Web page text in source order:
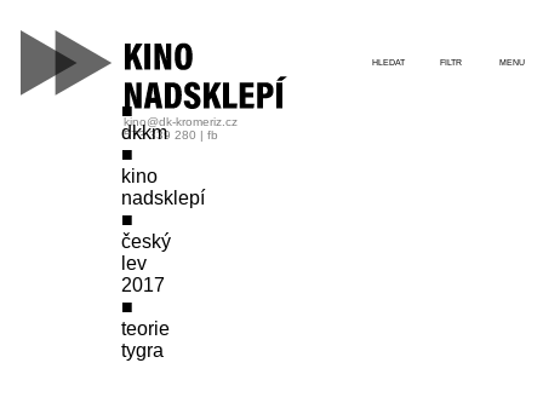
dkkm
kino
nadsklepí
český
lev
2017
teorie
tygra
kino@dk-kromeriz.cz
573 339 280 | fb
HLEDAT FILTR MENU